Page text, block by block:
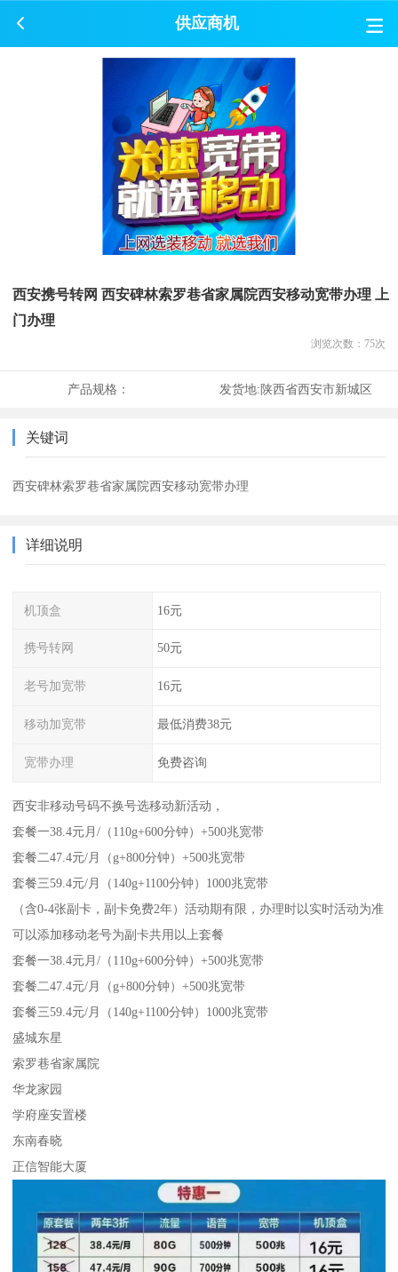
供应商机
西安携号转网 西安碑林索罗巷省家属院西安移动宽带办理 上
门办理
浏览次数： 75次
产品规格： 发货地:陕西省西安市新城区
关键词
西安碑林索罗巷省家属院西安移动宽带办理
详细说明
机顶盒 16元
携号转网 50元
老号加宽带 16元
移动加宽带 最低消费38元
宽带办理 免费咨询
西安非移动号码不换号选移动新活动，
套餐一38.4元月/（110g+600分钟）+500兆宽带
套餐二47.4元/月（g+800分钟）+500兆宽带
套餐三59.4元/月（140g+1100分钟）1000兆宽带
（含0-4张副卡，副卡免费2年）活动期有限，办理时以实时活动为准
可以添加移动老号为副卡共用以上套餐
套餐一38.4元月/（110g+600分钟）+500兆宽带
套餐二47.4元/月（g+800分钟）+500兆宽带
套餐三59.4元/月（140g+1100分钟）1000兆宽带
盛城东星
索罗巷省家属院
华龙家园
学府座安置楼
东南春晓
正信智能大厦